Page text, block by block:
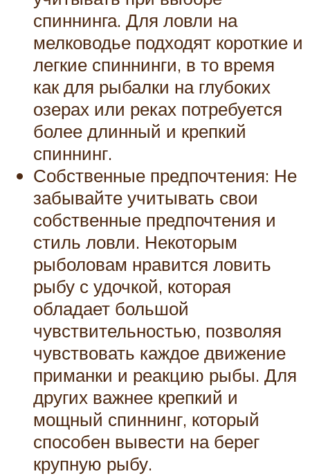
спиннинга. Для ловли на
мелководье подходят короткие и
легкие спиннинги, в то время
как для рыбалки на глубоких
озерах или реках потребуется
более длинный и крепкий
спиннинг.
Собственные предпочтения: Не
забывайте учитывать свои
собственные предпочтения и
стиль ловли. Некоторым
рыболовам нравится ловить
рыбу с удочкой, которая
обладает большой
чувствительностью, позволяя
чувствовать каждое движение
приманки и реакцию рыбы. Для
других важнее крепкий и
мощный спиннинг, который
способен вывести на берег
крупную рыбу.